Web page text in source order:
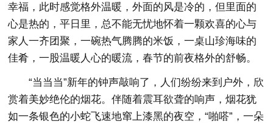
幸福，此时感觉格外温暖，外面的风是冷的，但里面的
心是热的，平日里，总不能无忧地怀着一颗欢喜的心与
家人一齐团聚，一碗热气腾腾的米饭，一桌山珍海味的
佳肴，一股温暖人心的暖流，春节的前夜格外的舒畅。
“当当当”新年的钟声敲响了，人们纷纷来到户外，欣
赏着美妙绝伦的烟花。伴随着震耳欲聋的响声，烟花犹
如一条银色的小蛇飞速地窜上漆黑的夜空，“啪嗒”，一朵